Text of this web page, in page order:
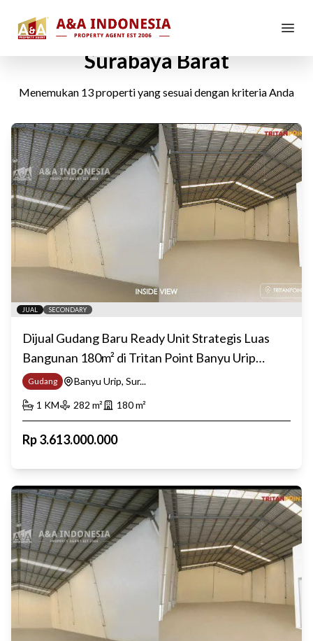
Gudang Dijual di Banyu Urip,
Surabaya Barat
Menemukan 13properti yang sesuai dengan kriteria Anda
JUAL SECONDARY
Dijual Gudang Baru Ready Unit Strategis Luas
Bangunan 180m² di Tritan Point Banyu Urip
Surabaya Barat
Gudang
Banyu Urip, Sur...
1 KM 282 m² 180m²
Rp3.613.000.000